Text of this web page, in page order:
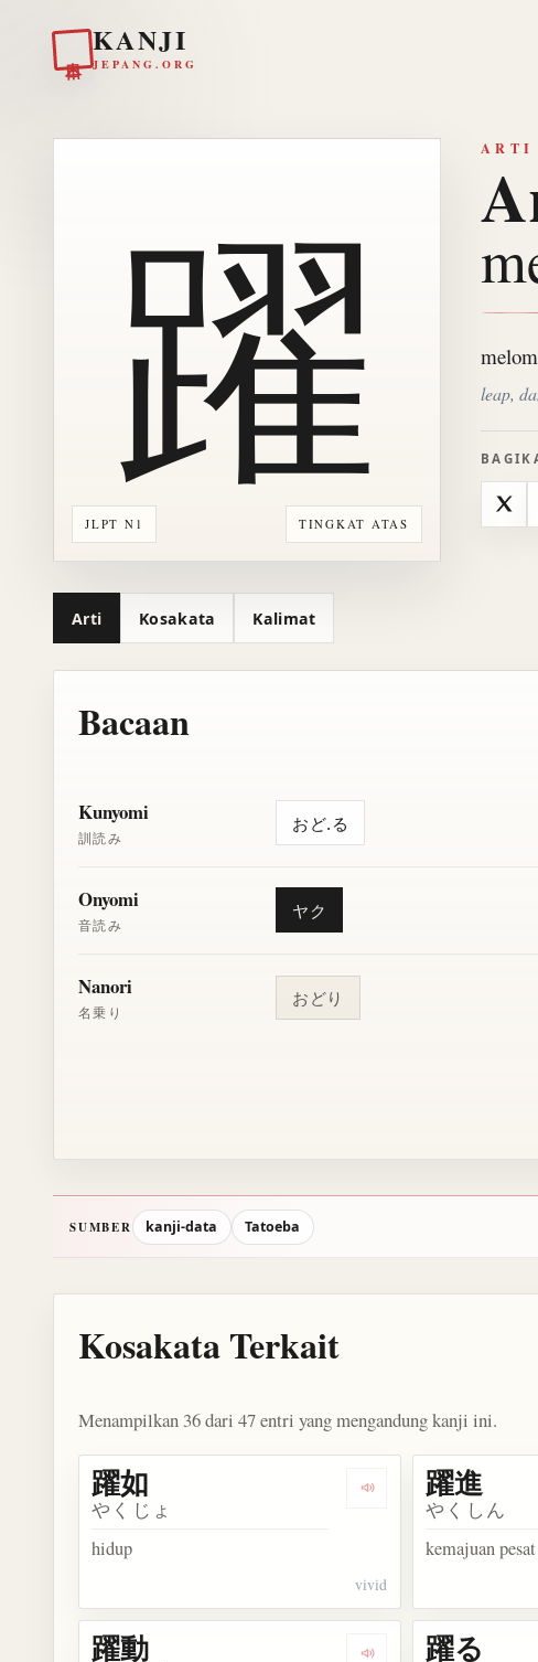
KANJI
JEPANG.ORG
JLPT N1 TINGKAT ATAS
躍
ARTI
leap,
X
Arti Kosakata Kalimat
Bacaan
Kunyomi
訓読み
おど.る
Onyomi
音読み
ヤク
Nanori
名乗り
おどり
SUMBER kanji-data Tatoeba
Kosakata Terkait
Menampilkan 36 dari 47 entri yang mengandung kanji ini.
Dengarkan kosakata 躍如
躍如
やくじょ
hidup
vivid
躍進
やくしん
kemajuan pesat
躍動 躍る